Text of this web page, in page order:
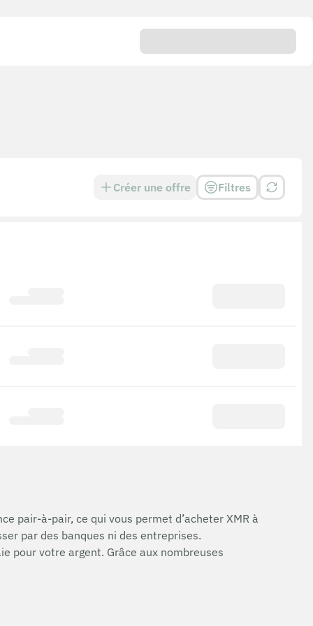
Créer une offre Filtres
pair-à-pair, ce qui vous permet d’acheter XMR à
par des banques ni des entreprises.
pour votre argent. Grâce aux nombreuses